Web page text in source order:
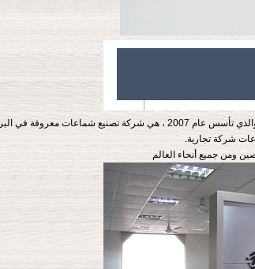
Shhenzhen YunTong Garment Accessory Co.، Ltd ، وتسمى أيضًا مصنع شنق YunTong لشنتشن ، والذي تأسس عام 2007 ، هي شركة تصنيع شماعات معروفة في البر
ومن جميع أنحاء العالم